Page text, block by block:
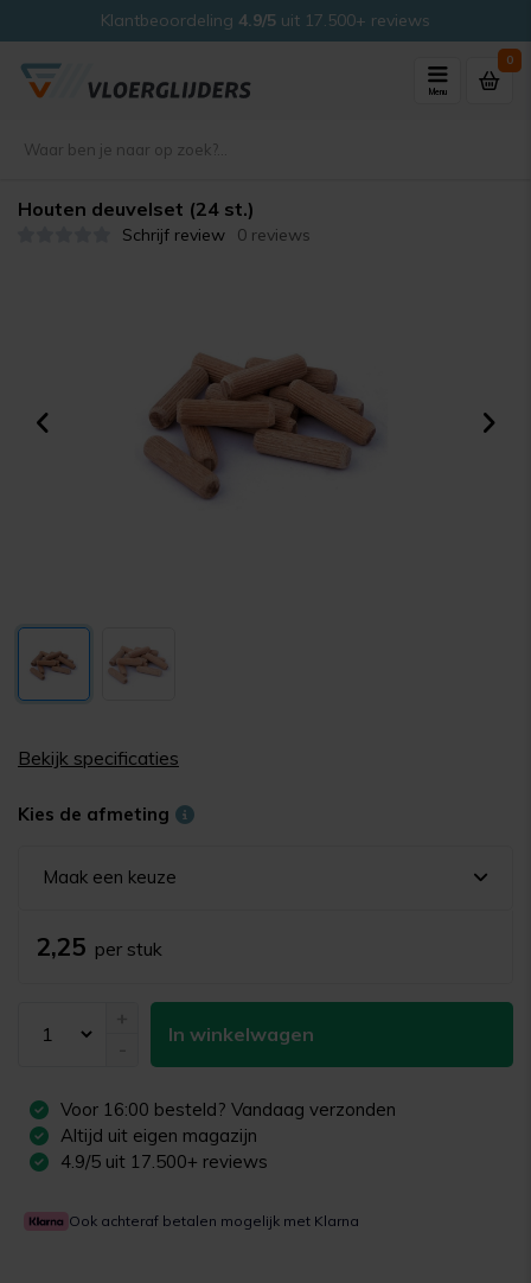
Klantbeoordeling 4.9/5 uit 17.500+ reviews
Menu
0
Houten deuvelset (24 st.)
Schrijf review 0 reviews
Bekijk specificaties
Kies de afmeting
Maak een keuze
2,25 per stuk
In winkelwagen
Voor 16:00 besteld? Vandaag verzonden
Altijd uit eigen magazijn
4.9/5 uit 17.500+ reviews
Ook achteraf betalen mogelijk met Klarna